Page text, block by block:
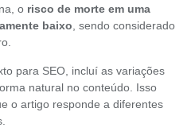
o risco de morte em uma
baixo, sendo considerado
para SEO, incluí as variações
natural no conteúdo. Isso
o artigo responde a diferentes